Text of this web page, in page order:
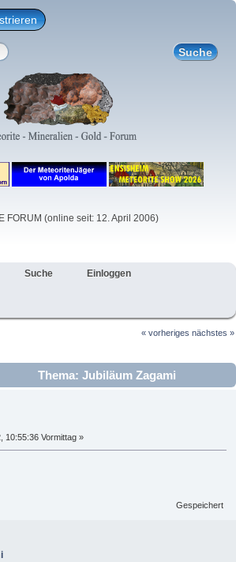
FORUM (online seit: 12. April 2006)
Suche Einloggen
« vorheriges nächstes »
Thema: Jubiläum Zagami
10:55:36 Vormittag »
Gespeichert